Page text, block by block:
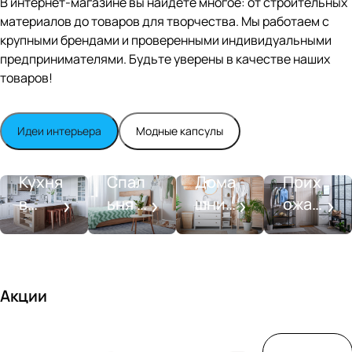
White
satin
материалов до товаров для творчества. Мы работаем с
крупными брендами и проверенными индивидуальными
предпринимателями. Будьте уверены в качестве наших
товаров!
Идеи интерьера Модные капсулы
Кухня
в
стиле
Спал
ьня в
совре
Дома
шний
SPA-
Прих
ожая
со
Акции